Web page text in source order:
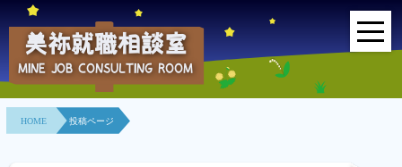
HOME
事業所紹介
美祢就職相談室
MINE JOB CONSULTING ROOM
HOME 投稿ページ